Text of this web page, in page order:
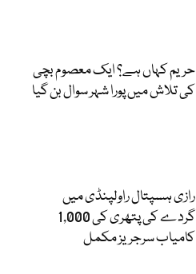
حریم کہاں ہے؟ ایک معصوم بچی
کی تلاش میں پورا شہر سوال بن گیا
رازی ہسپتال راولپنڈی میں
گردے کی پتھری کی 1,000
کامیاب سرجریز مکمل